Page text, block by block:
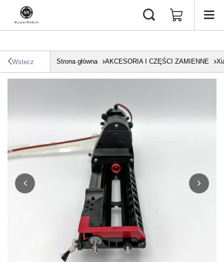
Wstecz Strona główna AKCESORIA I CZĘŚCI ZAMIENNE